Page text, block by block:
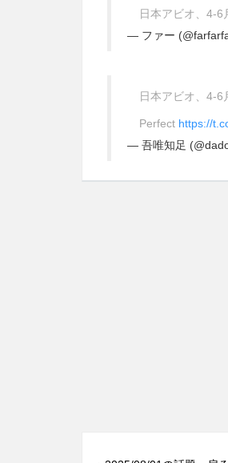
日本アビオ、4-6
— ファー
日本アビオ、4-6
Perfect https://
— 吾唯知足